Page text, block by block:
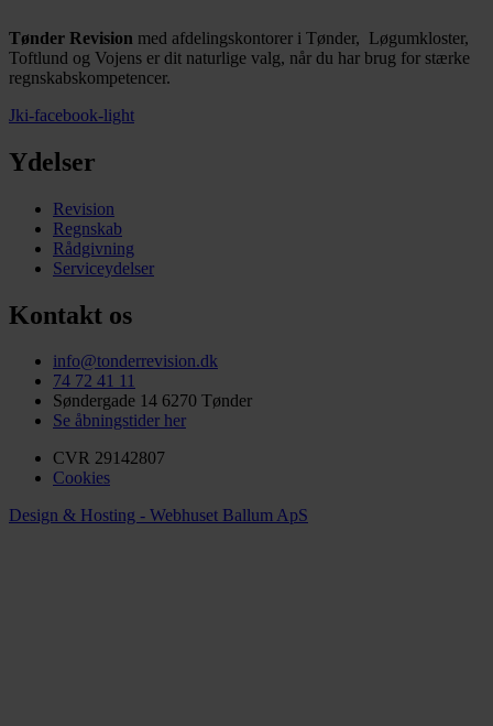
Tønder Revision med afdelingskontorer i Tønder, Løgumkloster,
Toftlund og Vojens er dit naturlige valg, når du har brug for stærke
regnskabskompetencer.
Jki-facebook-light
Ydelser
Revision
Regnskab
Rådgivning
Serviceydelser
Kontakt os
info@tonderrevision.dk
74 72 41 11
Søndergade 14 6270 Tønder
Se åbningstider her
CVR 29142807
Cookies
Design & Hosting - Webhuset Ballum ApS